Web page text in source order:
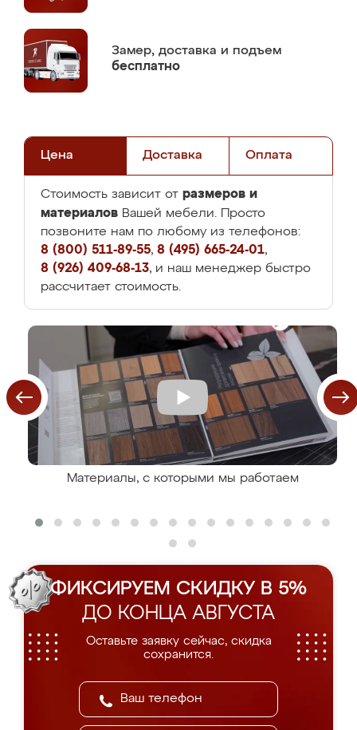
Замер, доставка и подъем
бесплатно
Цена Доставка Оплата
Стоимость зависит от размеров и
материалов Вашей мебели. Просто
позвоните нам по любому из телефонов:
8 (800) 511-89-55, 8 (495) 665-24-01,
8 (926) 409-68-13, и наш менеджер быстро
рассчитает стоимость.
Материалы, с которыми мы работаем
ФИКСИРУЕМ СКИДКУ В 5%
ДО КОНЦА АВГУСТА
Оставьте заявку сейчас, скидка
сохранится.